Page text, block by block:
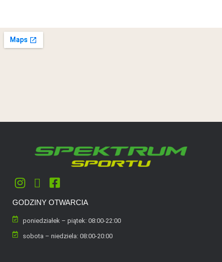
GODZINY OTWARCIA
poniedziałek – piątek: 08:00-22:00
sobota – niedziela: 08:00-20:00